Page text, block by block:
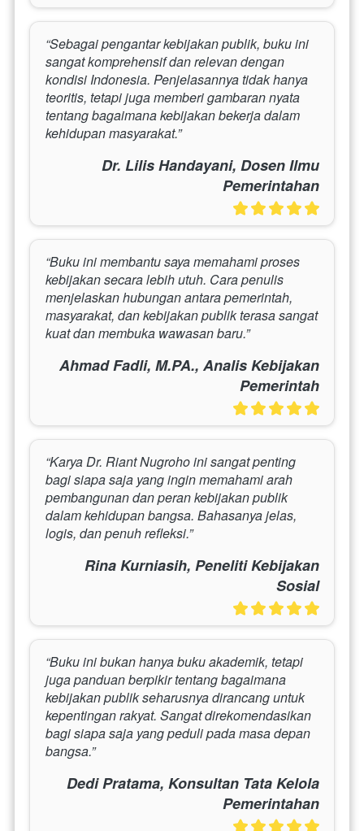
“Sebagai pengantar kebijakan publik, buku ini
sangat komprehensif dan relevan dengan
kondisi Indonesia. Penjelasannya tidak hanya
teoritis, tetapi juga memberi gambaran nyata
tentang bagaimana kebijakan bekerja dalam
kehidupan masyarakat.”
Dr. Lilis Handayani, Dosen Ilmu
Pemerintahan
“Buku ini membantu saya memahami proses
kebijakan secara lebih utuh. Cara penulis
menjelaskan hubungan antara pemerintah,
masyarakat, dan kebijakan publik terasa sangat
kuat dan membuka wawasan baru.”
Ahmad Fadli, M.PA., Analis Kebijakan
Pemerintah
“Karya Dr. Riant Nugroho ini sangat penting
bagi siapa saja yang ingin memahami arah
pembangunan dan peran kebijakan publik
dalam kehidupan bangsa. Bahasanya jelas,
logis, dan penuh refleksi.”
Rina Kurniasih, Peneliti Kebijakan
Sosial
“Buku ini bukan hanya buku akademik, tetapi
juga panduan berpikir tentang bagaimana
kebijakan publik seharusnya dirancang untuk
kepentingan rakyat. Sangat direkomendasikan
bagi siapa saja yang peduli pada masa depan
bangsa.”
Dedi Pratama, Konsultan Tata Kelola
Pemerintahan